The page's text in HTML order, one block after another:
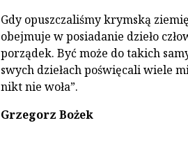
Gdy opuszczaliśmy krymską
obejmuje w posiadanie dzieło
porządek. Być może do takich
swych dziełach poświęcali wiele
nikt nie woła”.
Grzegorz Bożek